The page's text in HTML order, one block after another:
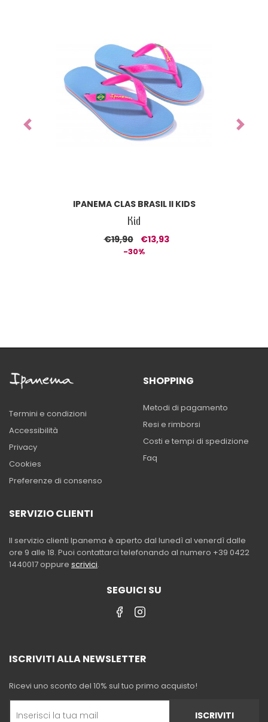
IPANEMA CLAS BRASIL II KIDS
Kid
€19,90 €13,93
-30%
Previous Next
Termini e condizioni
Accessibilità
Privacy
Cookies
Preferenze di consenso
SHOPPING
Metodi di pagamento
Resi e rimborsi
Costi e tempi di spedizione
Faq
SERVIZIO CLIENTI
Il servizio clienti Ipanema è aperto dal lunedì al venerdì dalle
ore 9 alle 18. Puoi contattarci telefonando al numero +39 0422
1440017 oppure scrivici.
SEGUICI SU
ISCRIVITI ALLA NEWSLETTER
Ricevi uno sconto del 10% sul tuo primo acquisto!
ISCRIVITI